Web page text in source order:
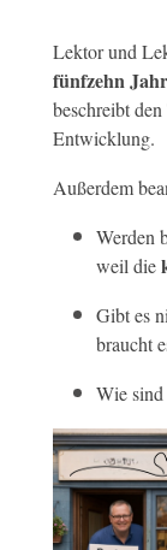
Lektor und
fünfzehn
beschreibt
Entwicklung.
Außerdem
Werden
weil die
Gibt es
braucht
Wie